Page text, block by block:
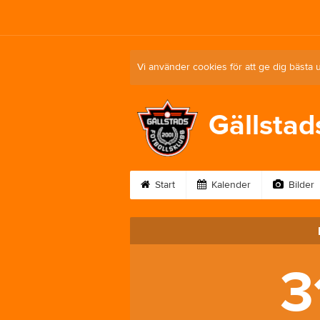
Vi använder cookies för att ge dig bästa
Start Kalender Bilder